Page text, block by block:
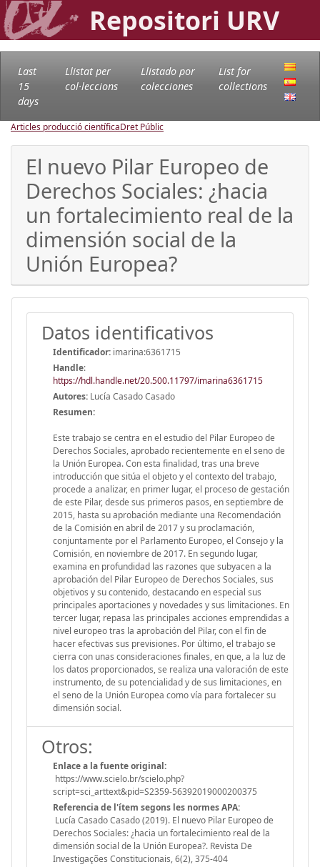
Repositori URV
Last
15
days
Llistat per
col·leccions
Llistado por
colecciones
List for
collections
Articles producció científicaDret Públic
El nuevo Pilar Europeo de
Derechos Sociales: ¿hacia
un fortalecimiento real de la
dimensión social de la
Unión Europea?
Datos identificativos
Identificador: imarina:6361715
Handle:
https://hdl.handle.net/20.500.11797/imarina6361715
Autores: Lucía Casado Casado
Resumen:
Este trabajo se centra en el estudio del Pilar Europeo de
Derechos Sociales, aprobado recientemente en el seno de
la Unión Europea. Con esta finalidad, tras una breve
introducción que sitúa el objeto y el contexto del trabajo,
procede a analizar, en primer lugar, el proceso de gestación
de este Pilar, desde sus primeros pasos, en septiembre de
2015, hasta su aprobación mediante una Recomendación
de la Comisión en abril de 2017 y su proclamación,
conjuntamente por el Parlamento Europeo, el Consejo y la
Comisión, en noviembre de 2017. En segundo lugar,
examina en profundidad las razones que subyacen a la
aprobación del Pilar Europeo de Derechos Sociales, sus
objetivos y su contenido, destacando en especial sus
principales aportaciones y novedades y sus limitaciones. En
tercer lugar, repasa las principales acciones emprendidas a
nivel europeo tras la aprobación del Pilar, con el fin de
hacer efectivas sus previsiones. Por último, el trabajo se
cierra con unas consideraciones finales, en que, a la luz de
los datos proporcionados, se realiza una valoración de este
instrumento, de su potencialidad y de sus limitaciones, en
el seno de la Unión Europea como vía para fortalecer su
dimensión social.
Otros:
Enlace a la fuente original:
https://www.scielo.br/scielo.php?
script=sci_arttext&pid=S2359-56392019000200375
Referencia de l'ítem segons les normes APA:
Lucía Casado Casado (2019). El nuevo Pilar Europeo de
Derechos Sociales: ¿hacia un fortalecimiento real de la
dimensión social de la Unión Europea?. Revista De
Investigações Constitucionais, 6(2), 375-404